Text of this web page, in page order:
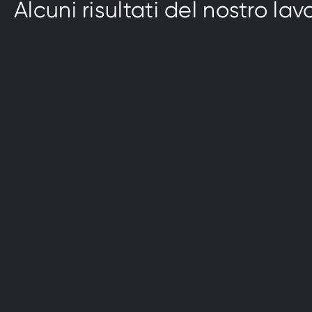
Alcuni risultati del nostro